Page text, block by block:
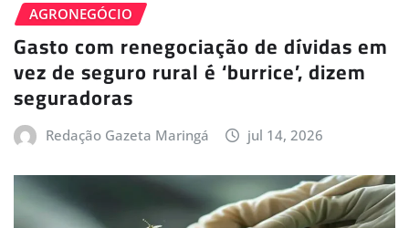
AGRONEGÓCIO
Gasto com renegociação de dívidas em
vez de seguro rural é ‘burrice’, dizem
seguradoras
Redação Gazeta Maringá jul 14, 2026